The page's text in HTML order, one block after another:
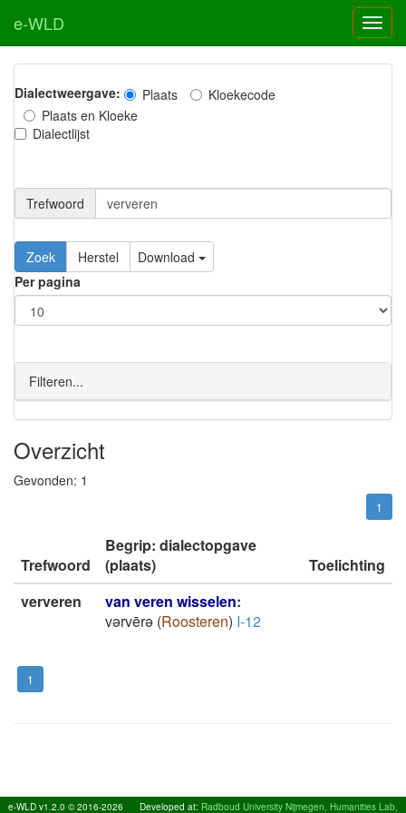
e-WLD
Dialectweergave: Plaats
Kloekecode
Plaats en Kloeke
Dialectlijst
Trefwoord
Download
Per pagina
Filteren...
Overzicht
Gevonden: 1
1
Trefwoord
Begrip: dialectopgave
(plaats)
Toelichting
ververen
van veren wisselen:
vǝrvērǝ (Roosteren) I-12
1
e-WLD v1.2.0 © 2016-2026 Developed at: Radboud University Nijmegen, Humanities Lab,